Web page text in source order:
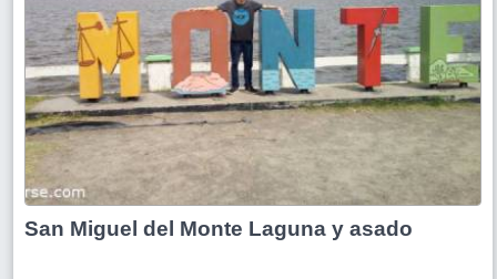
San Miguel del Monte Laguna y asado